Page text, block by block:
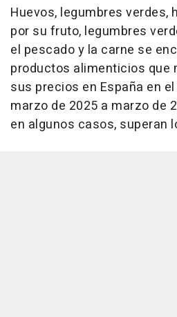
Huevos, legumbres
por su fruto, legumbres
el pescado y la carne se
productos alimenticios que
sus precios en España en
marzo de 2025 a marzo de
en algunos casos, superan